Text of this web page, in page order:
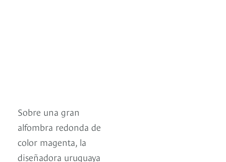
Sobre una gran
alfombra redonda de
color magenta, la
diseñadora uruguaya